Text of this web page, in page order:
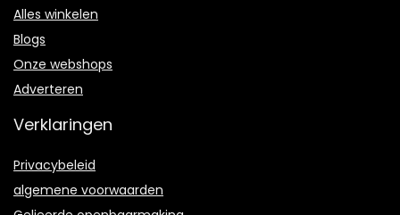
Alles winkelen
Blogs
Onze webshops
Adverteren
Verklaringen
Privacybeleid
algemene voorwaarden